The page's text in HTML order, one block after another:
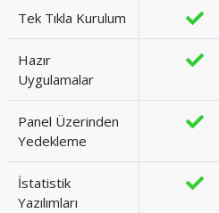
Tek Tıkla Kurulum
Hazır
Uygulamalar
Panel Üzerinden
Yedekleme
İstatistik
Yazılımları